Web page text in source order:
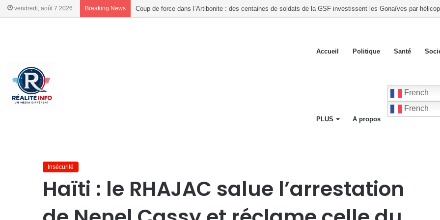
vendredi, août 7 2026 Breaking News Coup de force dans l’Artibonite : des centaines de soldats de la GSF investissent les Gonaïves par
Accueil Politique Santé
PLUS A propos
French
French
French
Insécurité
Haïti : le RHAJAC salue l’arrestation